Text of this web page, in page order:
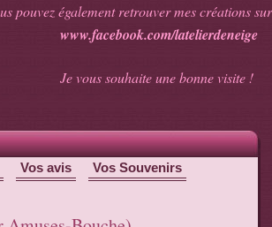
pouvez également retrouver mes créations
www.facebook.com/latelierdeneige
Je vous souhaite une bonne visite !
Vos avis Vos Souvenirs